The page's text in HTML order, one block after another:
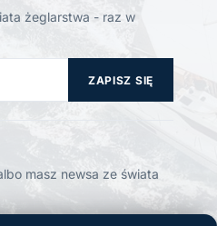
żeglarstwa - raz w
ZAPISZ SIĘ
masz newsa ze świata